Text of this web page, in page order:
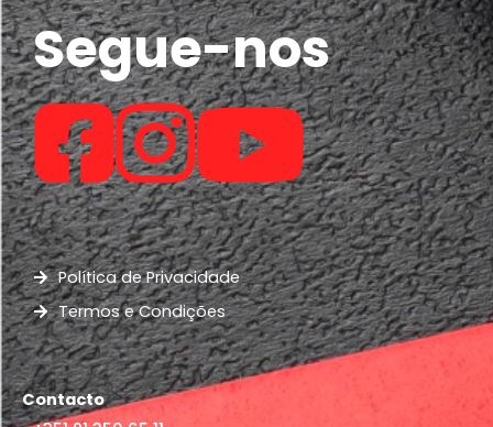
Segue-nos
Política de Privacidade
Termos e Condições
Contacto